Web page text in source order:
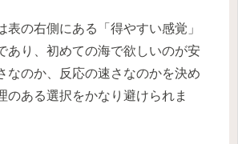
表の右側にある「得やすい感覚」
あり、初めての海で欲しいのが安
なのか、反応の速さなのかを決め
のある選択をかなり避けられま